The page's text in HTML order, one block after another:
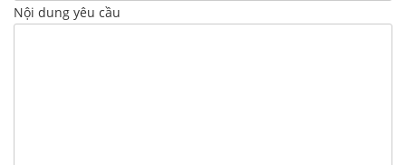
Nội dung yêu cầu